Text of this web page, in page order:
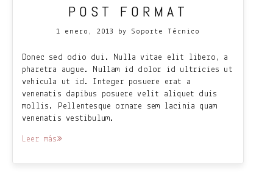
POST FORMAT
1 enero, 2013 by Soporte Técnico
Donec sed odio dui. Nulla vitae elit libero, a
pharetra augue. Nullam id dolor id ultricies ut
vehicula ut id. Integer posuere erat a
venenatis dapibus posuere velit aliquet duis
mollis. Pellentesque ornare sem lacinia quam
venenatis vestibulum.
Leer más